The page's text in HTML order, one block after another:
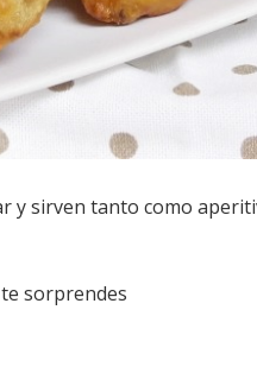
y sirven tanto como
sorprendes